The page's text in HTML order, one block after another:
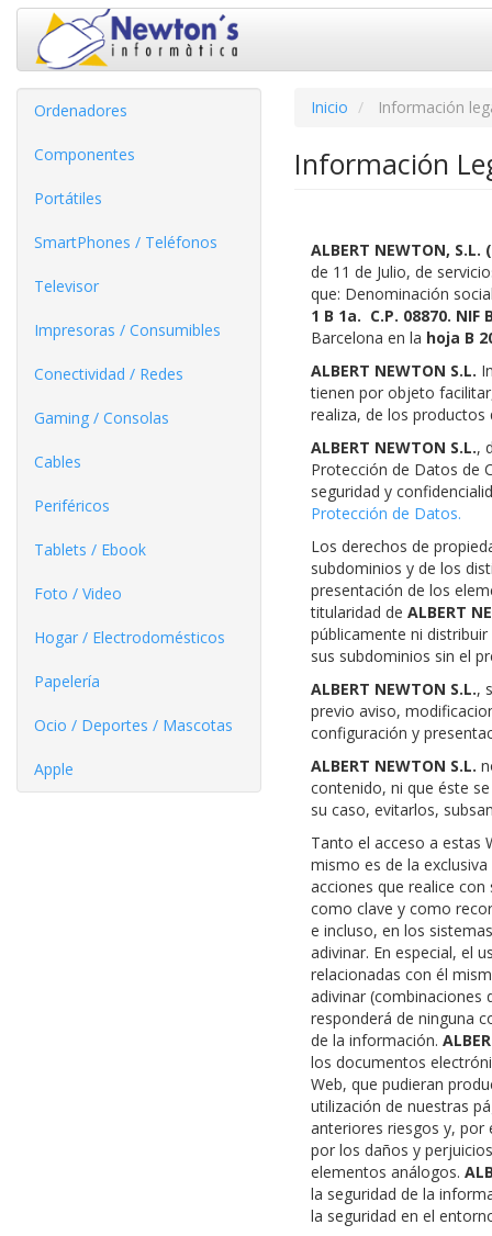
Ordenadores
Componentes
Portátiles
SmartPhones / Teléfonos
Televisor
Impresoras / Consumibles
Conectividad / Redes
Gaming / Consolas
Cables
Periféricos
Tablets / Ebook
Foto / Video
Hogar / Electrodomésticos
Papelería
Ocio / Deportes / Mascotas
Apple
Inicio Información
Información
ALBERT NEWTON,
de 11 de Julio, de
que: Denominación
1 B 1a. C.P. 08870. NIF
Barcelona en la hoja B
ALBERT NEWTON S.L.
tienen por objeto
realiza, de los productos
ALBERT NEWTON S.L.,
Protección de Datos de
seguridad y
Protección de Datos.
Los derechos de
subdominios y de los
presentación de los
titularidad de ALBERT
públicamente ni
sus subdominios sin el
ALBERT NEWTON S.L.,
previo aviso,
configuración y
ALBERT NEWTON S.L.
contenido, ni que éste
su caso, evitarlos,
Tanto el acceso a estas
mismo es de la
acciones que realice
como clave y como
e incluso, en los
adivinar. En especial, el
relacionadas con él
adivinar
responderá de ninguna
de la información.
los documentos
Web, que pudieran
utilización de nuestras
anteriores riesgos y, por
por los daños y
elementos análogos.
la seguridad de la
la seguridad en el